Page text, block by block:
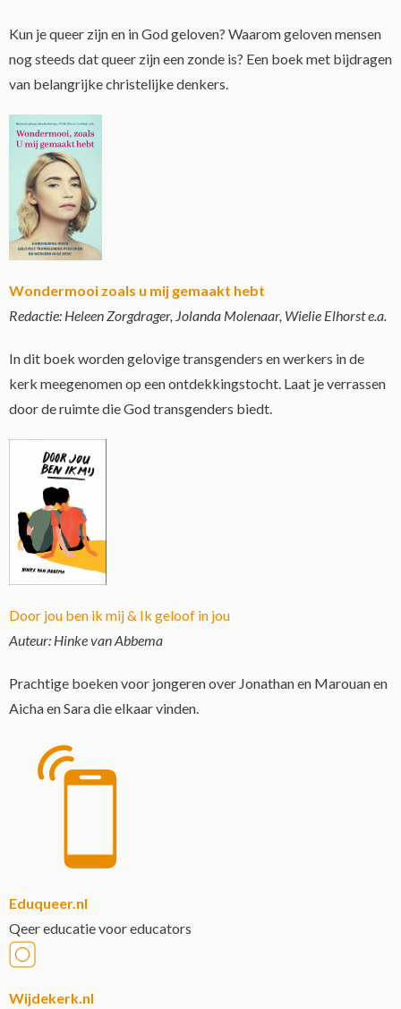
Kun je queer zijn en in God geloven? Waarom geloven mensen
nog steeds dat queer zijn een zonde is? Een boek met bijdragen
van belangrijke christelijke denkers.
Wondermooi zoals u mij gemaakt hebt
Redactie: Heleen Zorgdrager, Jolanda Molenaar, Wielie Elhorst e.a.
In dit boek worden gelovige transgenders en werkers in de
kerk meegenomen op een ontdekkingstocht. Laat je verrassen
door de ruimte die God transgenders biedt.
Door jou ben ik mij & Ik geloof in jou
Auteur: Hinke van Abbema
Prachtige boeken voor jongeren over Jonathan en Marouan en
Aicha en Sara die elkaar vinden.
Eduqueer.nl
Qeer educatie voor educators
Wijdekerk.nl